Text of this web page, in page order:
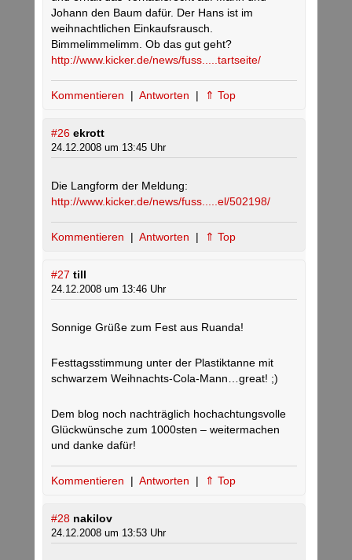
Johann den Baum dafür. Der Hans ist im
weihnachtlichen Einkaufsrausch.
Bimmelimmelimm. Ob das gut geht?
http://www.kicker.de/news/fuss.....tartseite/
Kommentieren | Antworten | ⇑ Top
#26 ekrott
24.12.2008 um 13:45 Uhr
Die Langform der Meldung:
http://www.kicker.de/news/fuss.....el/502198/
Kommentieren | Antworten | ⇑ Top
#27 till
24.12.2008 um 13:46 Uhr
Sonnige Grüße zum Fest aus Ruanda!
Festtagsstimmung unter der Plastiktanne mit
schwarzem Weihnachts-Cola-Mann…great! ;)
Dem blog noch nachträglich hochachtungsvolle
Glückwünsche zum 1000sten – weitermachen
und danke dafür!
Kommentieren | Antworten | ⇑ Top
#28 nakilov
24.12.2008 um 13:53 Uhr